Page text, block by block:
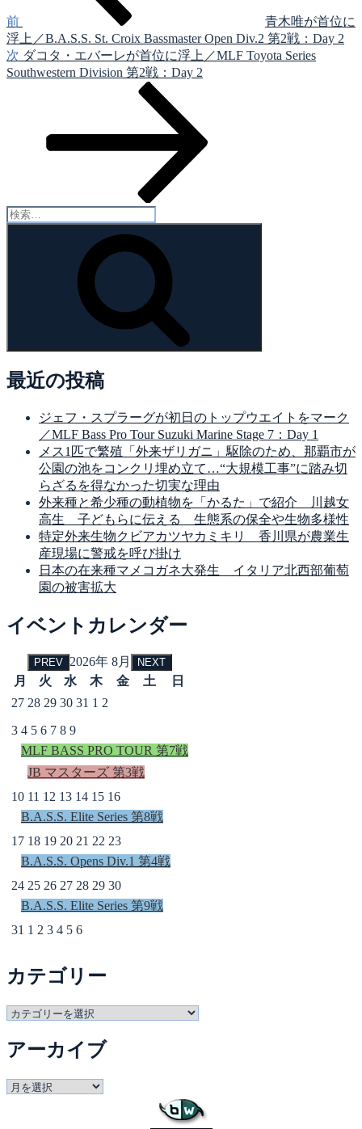
ゲ
ー
シ
前
青木唯が首位に
浮上／B.A.S.S. St. Croix Bassmaster Open Div.2 第2戦：Day 2
次
の
次 ダコタ・エバーレが首位に浮上／MLF Toyota Series
Southwestern Division 第2戦：Day 2
検
最近の投稿
ジェフ・スプラーグが初日のトップウエイトをマーク
／MLF Bass Pro Tour Suzuki Marine Stage 7：Day 1
メス1匹で繁殖「外来ザリガニ」駆除のため、那覇市が
公園の池をコンクリ埋め立て…“大規模工事”に踏み切
らざるを得なかった切実な理由
外来種と希少種の動植物を「かるた」で紹介 川越女
高生 子どもらに伝える 生態系の保全や生物多様性
特定外来生物クビアカツヤカミキリ 香川県が農業生
産現場に警戒を呼び掛け
日本の在来種マメコガネ大発生 イタリア北西部葡萄
園の被害拡大
イベントカレンダー
PREV 2026年 8月 NEXT
月 火 水 木 金 土
日
27 28 29 30 31 1 2
3 4 5 6 7 8 9
MLF BASS PRO TOUR 第7戦
JB マスターズ 第3戦
10 11 12 13 14 15 16
B.A.S.S. Elite Series 第8戦
17 18 19 20 21 22 23
B.A.S.S. Opens Div.1 第4戦
24 25 26 27 28 29 30
B.A.S.S. Elite Series 第9戦
31 1 2 3 4 5 6
カテゴリー
カ
ゴ
ー
アーカイブ
ア